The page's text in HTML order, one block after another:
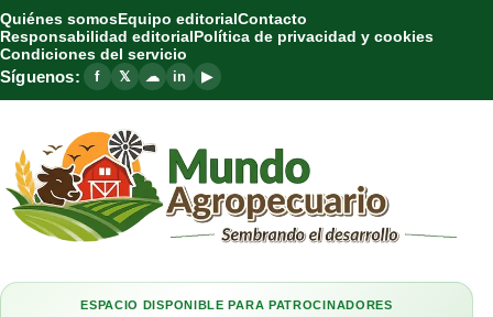
Quiénes somosEquipo editorialContacto
Responsabilidad editorialPolítica de privacidad y cookies
Condiciones del servicio
Síguenos: f 𝕏 ☁ in ▶
ESPACIO DISPONIBLE PARA PATROCINADORES